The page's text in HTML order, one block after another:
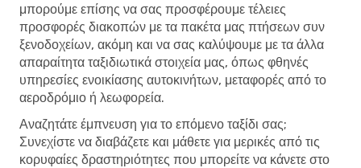
μπορούμε επίσης να σας προσφέρουμε τέλειες
προσφορές διακοπών με τα πακέτα μας πτήσεων συν
ξενοδοχείων, ακόμη και να σας καλύψουμε με τα άλλα
απαραίτητα ταξιδιωτικά στοιχεία μας, όπως φθηνές
υπηρεσίες ενοικίασης αυτοκινήτων, μεταφορές από το
αεροδρόμιο ή λεωφορεία.
Αναζητάτε έμπνευση για το επόμενο ταξίδι σας;
Συνεχίστε να διαβάζετε και μάθετε για μερικές από τις
κορυφαίες δραστηριότητες που μπορείτε να κάνετε στο